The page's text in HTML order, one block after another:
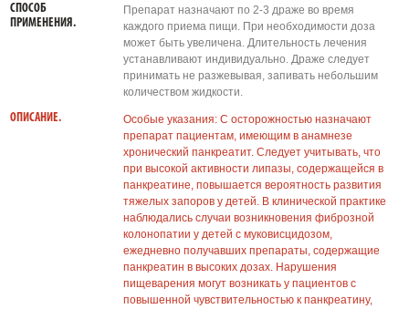
СПОСОБ
ПРИМЕНЕНИЯ.
Препарат назначают по 2-3 драже во время
каждого приема пищи. При необходимости доза
может быть увеличена. Длительность лечения
устанавливают индивидуально. Драже следует
принимать не разжевывая, запивать небольшим
количеством жидкости.
ОПИСАНИЕ.
Особые указания: С осторожностью назначают
препарат пациентам, имеющим в анамнезе
хронический панкреатит. Следует учитывать, что
при высокой активности липазы, содержащейся в
панкреатине, повышается вероятность развития
тяжелых запоров у детей. В клинической практике
наблюдались случаи возникновения фиброзной
колонопатии у детей с муковисцидозом,
ежедневно получавших препараты, содержащие
панкреатин в высоких дозах. Нарушения
пищеварения могут возникать у пациентов с
повышенной чувствительностью к панкреатину,